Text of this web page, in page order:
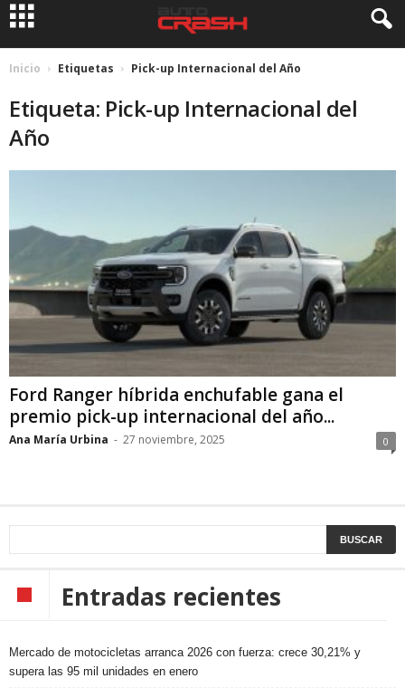
Inicio Etiquetas Pick-up Internacional del Año
Etiqueta: Pick-up Internacional del
Año
Ford Ranger híbrida enchufable gana el
premio pick-up internacional del año...
Ana María Urbina - 27 noviembre, 2025 0
Entradas recientes
Mercado de motocicletas arranca 2026 con fuerza: crece 30,21% y
supera las 95 mil unidades en enero